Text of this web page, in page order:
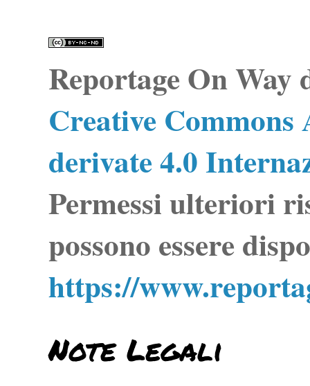
Reportage On Way
Creative
derivate 4.0
Permessi ulteriori
possono essere
https://
Note Legali